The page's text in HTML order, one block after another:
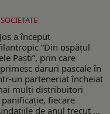
SOCIETATE
a început
”Din ospăţul
Paşti”, prin care
daruri pascale în
un parteneriat încheiat
mulţi distribuitori
fiecare
de anul trecut ...